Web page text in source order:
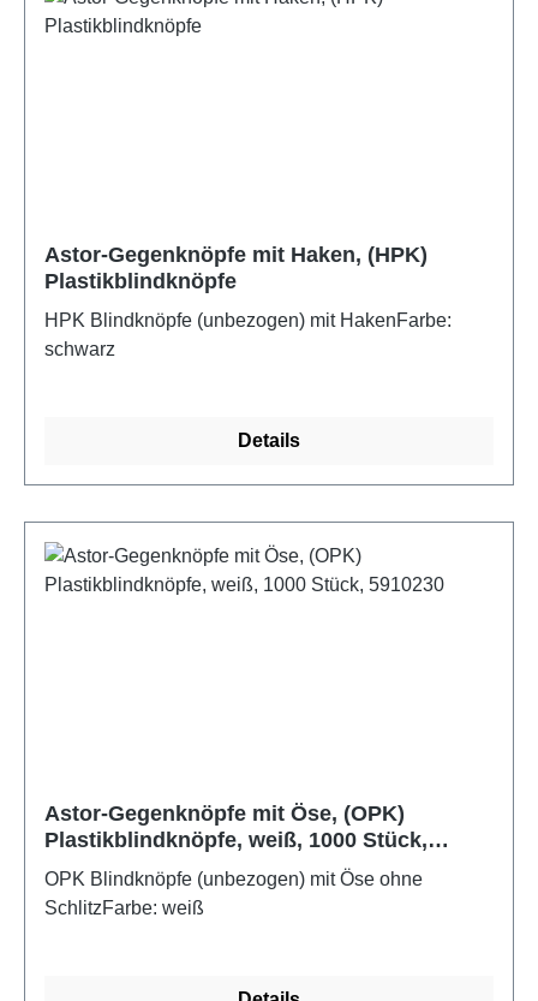
Astor-Gegenknöpfe mit Haken, (HPK)
Plastikblindknöpfe
HPK Blindknöpfe (unbezogen) mit HakenFarbe:
schwarz
Details
Astor-Gegenknöpfe mit Öse, (OPK)
Plastikblindknöpfe, weiß, 1000 Stück,
5910230
OPK Blindknöpfe (unbezogen) mit Öse ohne
SchlitzFarbe: weiß